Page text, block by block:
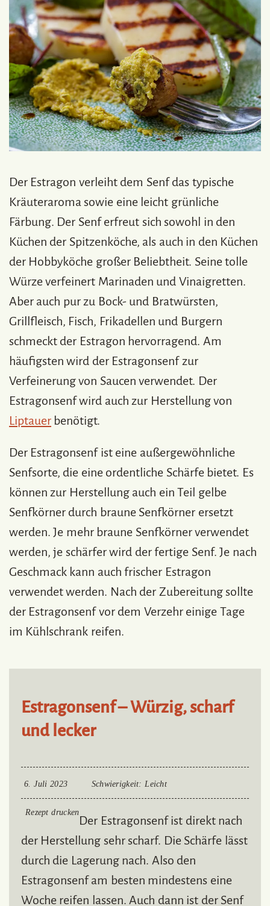
Der Estragon verleiht dem Senf das typische
Kräuteraroma sowie eine leicht grünliche
Färbung. Der Senf erfreut sich sowohl in den
Küchen der Spitzenköche, als auch in den Küchen
der Hobbyköche großer Beliebtheit. Seine tolle
Würze verfeinert Marinaden und Vinaigretten.
Aber auch pur zu Bock- und Bratwürsten,
Grillfleisch, Fisch, Frikadellen und Burgern
schmeckt der Estragon hervorragend. Am
häufigsten wird der Estragonsenf zur
Verfeinerung von Saucen verwendet. Der
Estragonsenf wird auch zur Herstellung von
Liptauer benötigt.
Der Estragonsenf ist eine außergewöhnliche
Senfsorte, die eine ordentliche Schärfe bietet. Es
können zur Herstellung auch ein Teil gelbe
Senfkörner durch braune Senfkörner ersetzt
werden. Je mehr braune Senfkörner verwendet
werden, je schärfer wird der fertige Senf. Je nach
Geschmack kann auch frischer Estragon
verwendet werden. Nach der Zubereitung sollte
der Estragonsenf vor dem Verzehr einige Tage
im Kühlschrank reifen.
Estragonsenf – Würzig, scharf
und lecker
6. Juli 2023 Schwierigkeit: Leicht
Rezept drucken
Der Estragonsenf ist direkt nach
der Herstellung sehr scharf. Die Schärfe lässt
durch die Lagerung nach. Also den
Estragonsenf am besten mindestens eine
Woche reifen lassen. Auch dann ist der Senf